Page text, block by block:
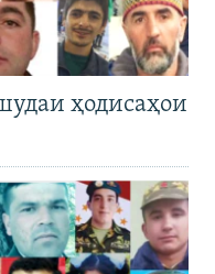
ҳодисаҳои